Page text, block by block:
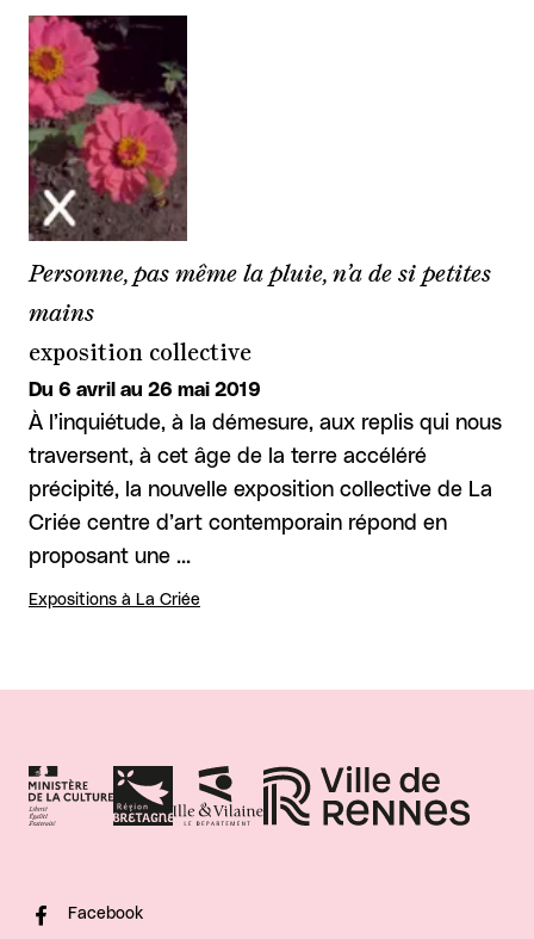
Personne, pas même la pluie, n’a de si petites
mains
exposition collective
Du 6 avril au 26 mai 2019
À l’inquiétude, à la démesure, aux replis qui nous
traversent, à cet âge de la terre accéléré
précipité, la nouvelle exposition collective de La
Criée centre d’art contemporain répond en
proposant une …
Expositions à La Criée
Facebook